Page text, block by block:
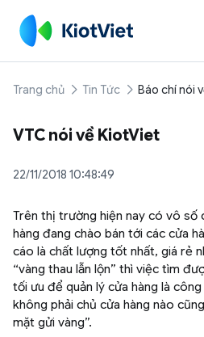
Trang chủ Tin Tức Báo chí nói
VTC nói về KiotViet
22/11/2018 10:48:49
Trên thị trường hiện nay có vô số
hàng đang chào bán tới các cửa
cáo là chất lượng tốt nhất, giá rẻ
“vàng thau lẫn lộn” thì việc tìm
tối ưu để quản lý cửa hàng là
không phải chủ cửa hàng nào
mặt gửi vàng”.